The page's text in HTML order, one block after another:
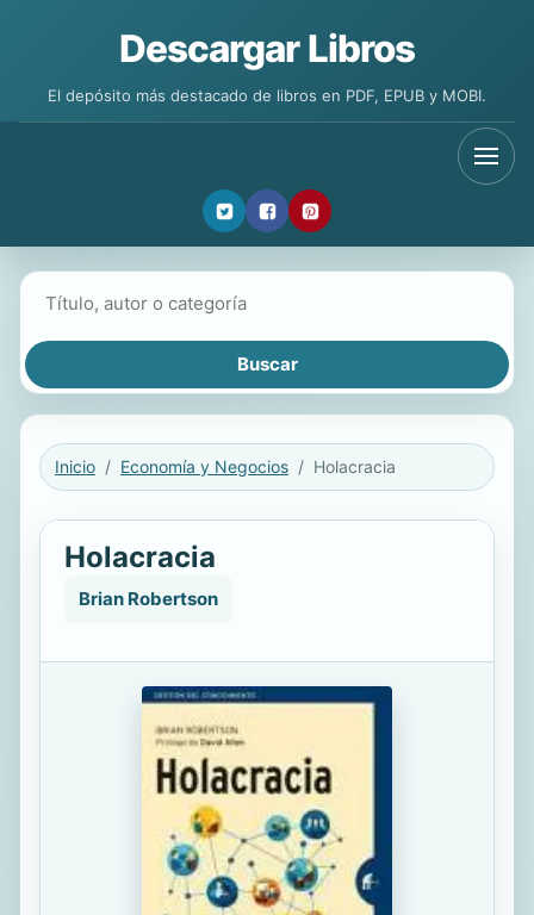
Descargar Libros
El depósito más destacado de libros en PDF, EPUB y MOBI.
Inicio Economía y Negocios Holacracia
Holacracia
Brian Robertson